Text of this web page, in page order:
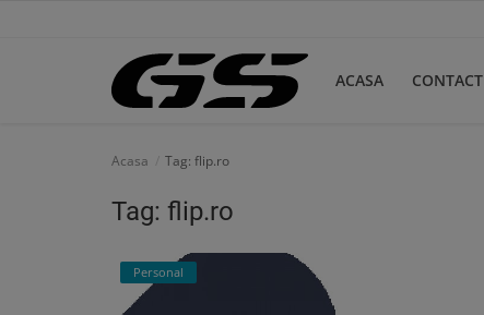
ACASA CONTACT
Acasa Tag: flip.ro
Tag: flip.ro
Personal